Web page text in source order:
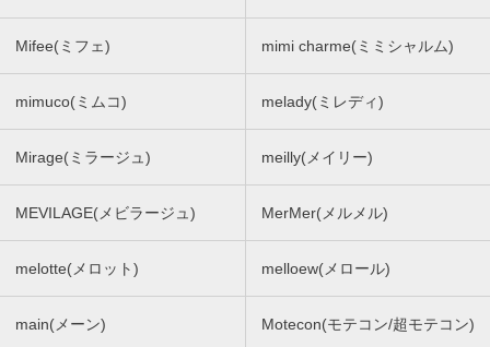
Mifee(ミフェ) mimi charme(ミミシャルム)
mimuco(ミムコ) melady(ミレディ)
Mirage(ミラージュ) meilly(メイリー)
MEVILAGE(メビラージュ) MerMer(メルメル)
melotte(メロット) melloew(メロール)
main(メーン) Motecon(モテコン/超モテコン)